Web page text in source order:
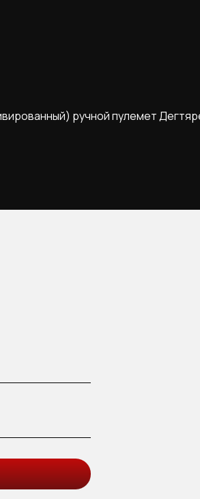
ручной пулемет